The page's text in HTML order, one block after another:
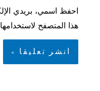
احفظ اسمي، بريدي
هذا المتصفح